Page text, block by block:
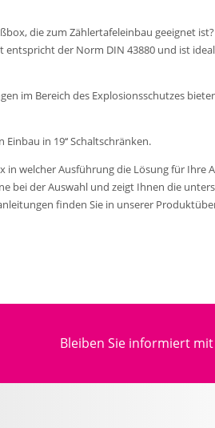
die zum Zählertafeleinbau geeignet
entspricht der Norm DIN 43880 und ist
im Bereich des Explosionsschutzes
Einbau in 19‘‘ Schaltschränken.
in welcher Ausführung die Lösung für Ihre
bei der Auswahl und zeigt Ihnen die
finden Sie in unserer
Bleiben Sie informiert